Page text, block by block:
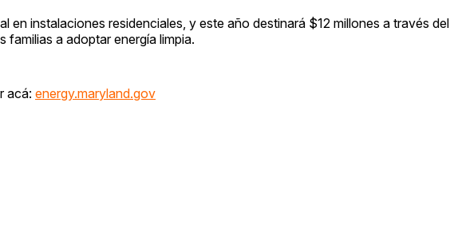
en instalaciones residenciales, y este año destinará $12 millones a través del
a adoptar energía limpia.
acá: energy.maryland.gov